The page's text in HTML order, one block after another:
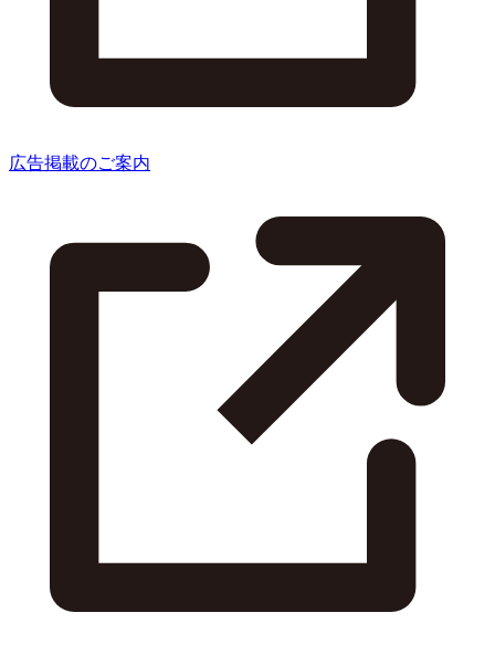
広告掲載のご案内